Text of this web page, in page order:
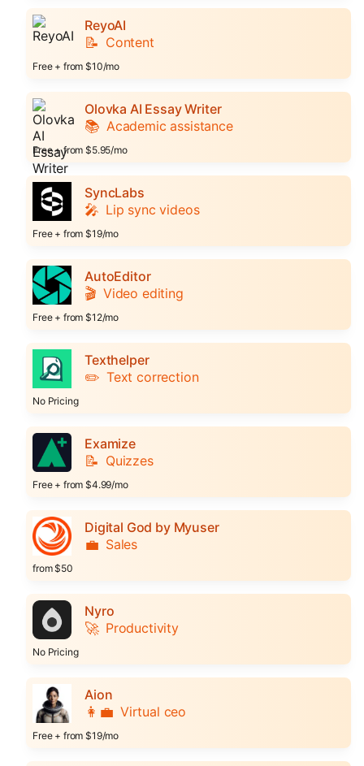
ReyoAI
📝 Content
Free + from $10/mo
Olovka AI Essay Writer
📚 Academic assistance
Free + from $5.95/mo
SyncLabs
🎤 Lip sync videos
Free + from $19/mo
AutoEditor
🎬 Video editing
Free + from $12/mo
Texthelper
✏️ Text correction
No Pricing
Examize
📝 Quizzes
Free + from $4.99/mo
Digital God by Myuser
💼 Sales
from $50
Nyro
🚀 Productivity
No Pricing
Aion
👩‍💼 Virtual ceo
Free + from $19/mo